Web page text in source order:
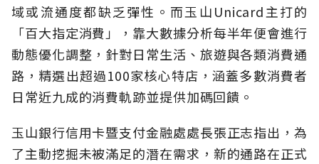
域或流通度都缺乏彈性。而玉山Unicard主打的
「百大指定消費」，靠大數據分析每半年便會進行
動態優化調整，針對日常生活、旅遊與各類消費通
路，精選出超過100家核心特店，涵蓋多數消費者
日常近九成的消費軌跡並提供加碼回饋。
玉山銀行信用卡暨支付金融處處長張正志指出，為
了主動挖掘未被滿足的潛在需求，新的通路在正式